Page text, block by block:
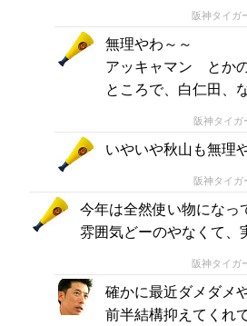
阪神タイガ
無理やわ～～
アッキャマン とか
ところで、白仁田、
阪神タイガ
いやいや秋山も無理
阪神タイガ
今年は全然使い物になっ
雰囲気どーのやなくて、
阪神タイガ
確かに最近ダメダメ
前半結構抑えてくれ